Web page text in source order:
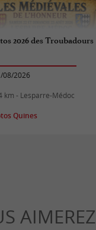
2026 des Troubadours
08/2026
km - Lesparre-Médoc
Quines
AIMEREZ